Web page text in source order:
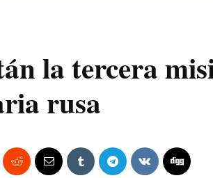
la tercera
rusa